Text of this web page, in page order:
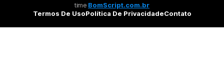
time BomScript.com.br
Termos De UsoPolítica De PrivacidadeContato